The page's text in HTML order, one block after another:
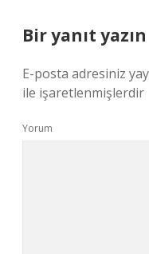
Bir yanıt yazın
E-posta adresiniz
ile işaretlenmişlerdir
Yorum